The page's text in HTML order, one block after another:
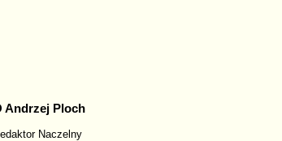
Andrzej Ploch
Naczelny